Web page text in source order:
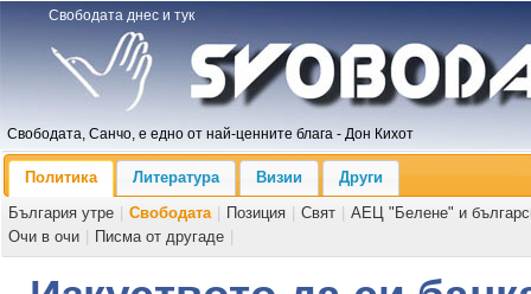
Свободата днес и тук
Свободата, Санчо, е едно от най-ценните блага - Дон Кихот
Политика Литература Визии
Други
България утре
Свободата Позиция Свят
АЕЦ "Белене" и
Очи в очи
Писма от другаде